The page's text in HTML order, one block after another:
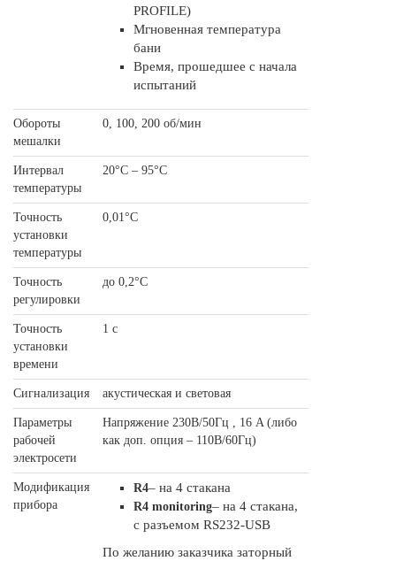
PROFILE)
Мгновенная температура
бани
Время, прошедшее с начала
испытаний
Обороты
мешалки
0, 100, 200 oб/мин
Интервал
температуры
20°C – 95°C
Точность
установки
температуры
0,01°C
Точность
регулировки
до 0,2°C
Точность
установки
времени
1 с
Сигнализация акустическая и световая
Параметры
рабочей
электросети
Напряжение 230В/50Гц , 16 A (либо
как доп. опция – 110В/60Гц)
Модификация
прибора
R4– на 4 стакана
R4 monitoring– на 4 стакана,
с разъемом RS232-USB
По желанию заказчика заторный